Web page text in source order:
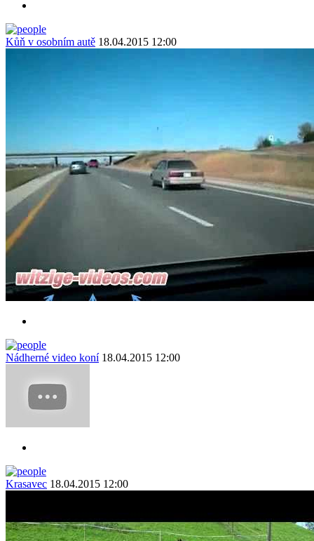
Kůň v osobním autě 18.04.2015 12:00
Nádherné video koní 18.04.2015 12:00
Krasavec 18.04.2015 12:00